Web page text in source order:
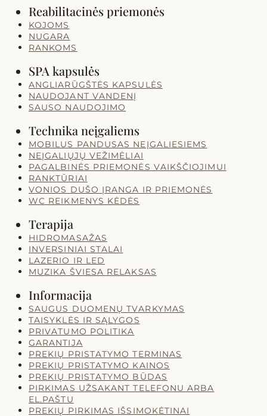
Reabilitacinės priemonės
KOJOMS
NUGARA
RANKOMS
SPA kapsulės
ANGLIARŪGŠTĖS KAPSULĖS
NAUDOJANT VANDENĮ
SAUSO NAUDOJIMO
Technika neįgaliems
MOBILUS PANDUSAS NEĮGALIESIEMS
NEĮGALIŲJŲ VEŽIMĖLIAI
PAGALBINĖS PRIEMONĖS VAIKŠČIOJIMUI
RANKTŪRIAI
VONIOS DUŠO ĮRANGA IR PRIEMONĖS
WC REIKMENYS KĖDĖS
Terapija
HIDROMASAŽAS
INVERSINIAI STALAI
LAZERIO IR LED
MUZIKA ŠVIESA RELAKSAS
Informacija
SAUGUS DUOMENŲ TVARKYMAS
TAISYKLĖS IR SĄLYGOS
PRIVATUMO POLITIKA
GARANTIJA
PREKIŲ PRISTATYMO TERMINAS
PREKIŲ PRISTATYMO KAINOS
PREKIŲ PRISTATYMO BŪDAS
PIRKIMAS UŽSAKANT TELEFONU ARBA
EL.PAŠTU
PREKIŲ PIRKIMAS IŠSIMOKĖTINAI